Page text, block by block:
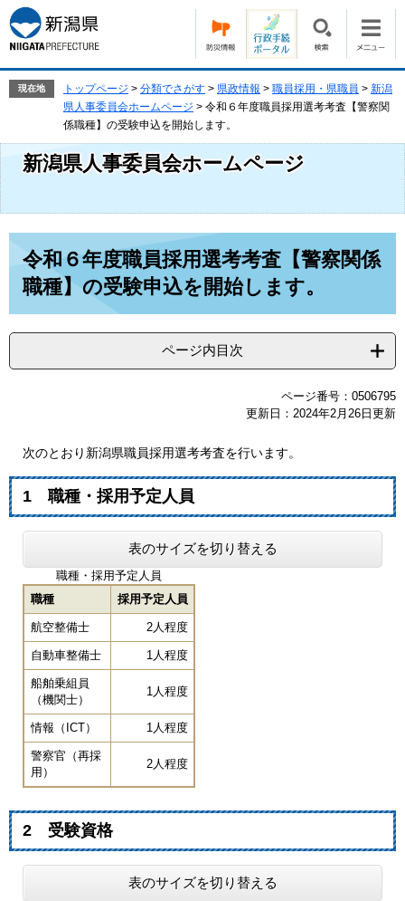
ー
ジ
の
す。
ニ
ュ
ー
し
て
本
文
へ
現在地 トップページ > 分類でさがす > 県政情報 > 職員採用・県職員 > 新潟
県人事委員会ホームページ > 令和６年度職員採用選考考査【警察関
係職種】の受験申込を開始します。
新潟県人事委員会ホームページ
令和６年度職員採用選考考査【警察関係
職種】の受験申込を開始します。
ページ内目次
ページ番号：0506795
更新日：2024年2月26日更新
次のとおり新潟県職員採用選考考査を行います。
1 職種・採用予定人員
表のサイズを切り替える
職種・採用予定人員
職種
採用予定人員
航空整備士 2人程度
自動車整備士 1人程度
船舶乗組員
（機関士）
1人程度
情報（ICT） 1人程度
警察官（再採
用）
2人程度
2 受験資格
表のサイズを切り替える